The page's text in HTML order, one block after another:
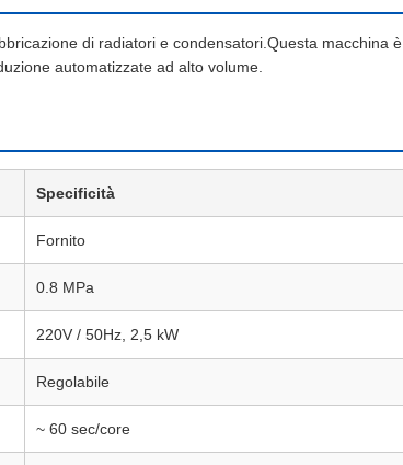
di radiatori e condensatori.Questa macchina è
automatizzate ad alto volume.
Specificità
Fornito
0.8 MPa
220V / 50Hz, 2,5 kW
Regolabile
~ 60 sec/core